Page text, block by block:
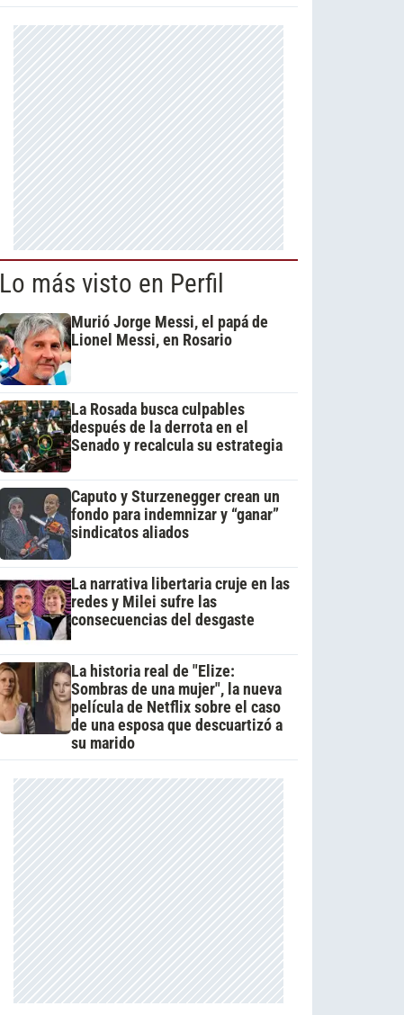
Lo más visto en Perfil
Murió Jorge Messi, el papá de
Lionel Messi, en Rosario
La Rosada busca culpables
después de la derrota en el
Senado y recalcula su estrategia
Caputo y Sturzenegger crean un
fondo para indemnizar y “ganar”
sindicatos aliados
La narrativa libertaria cruje en las
redes y Milei sufre las
consecuencias del desgaste
La historia real de "Elize:
Sombras de una mujer", la nueva
película de Netflix sobre el caso
de una esposa que descuartizó a
su marido